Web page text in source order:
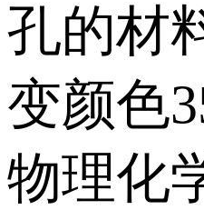
孔的材
变颜色
物理化